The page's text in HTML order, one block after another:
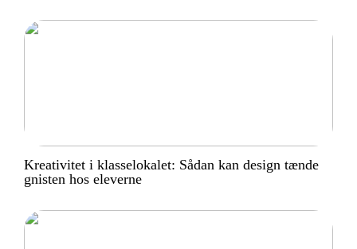
Kreativitet i klasselokalet: Sådan kan design tænde
gnisten hos eleverne